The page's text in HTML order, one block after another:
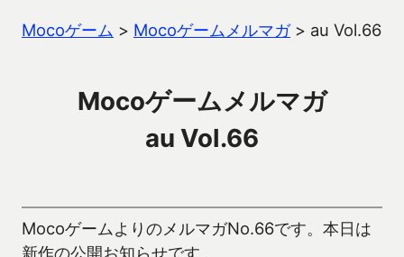
Mocoゲーム > Mocoゲームメルマガ> au Vol.66
Mocoゲームメルマガ
au Vol.66
MocoゲームよりのメルマガNo.66です。本日は
新作の公開お知らせです。